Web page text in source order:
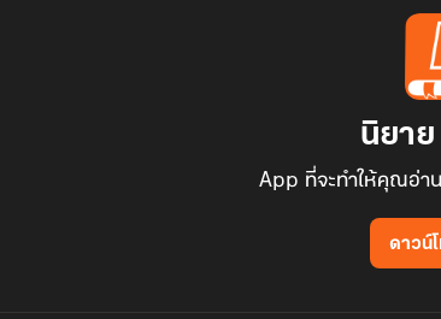
นิยา
App ที่จะทำให้คุณอ่า
ดาวน์